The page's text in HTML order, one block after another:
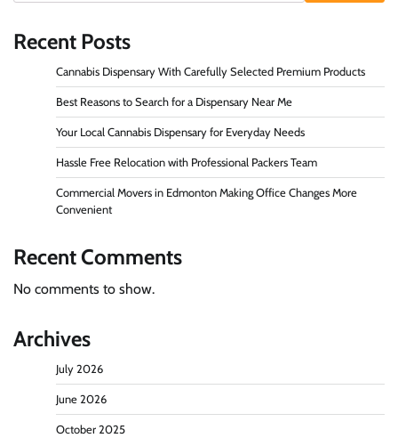
Recent Posts
Cannabis Dispensary With Carefully Selected Premium Products
Best Reasons to Search for a Dispensary Near Me
Your Local Cannabis Dispensary for Everyday Needs
Hassle Free Relocation with Professional Packers Team
Commercial Movers in Edmonton Making Office Changes More
Convenient
Recent Comments
No comments to show.
Archives
July 2026
June 2026
October 2025